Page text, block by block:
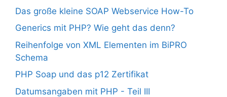
Das große kleine SOAP Webservice How-To
Generics mit PHP? Wie geht das denn?
Reihenfolge von XML Elementen im BiPRO
Schema
PHP Soap und das p12 Zertifikat
Datumsangaben mit PHP - Teil III